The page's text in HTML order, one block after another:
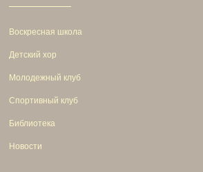
Воскресная школа
Детский хор
Молодежный клуб
Спортивный клуб
Библиотека
Новости